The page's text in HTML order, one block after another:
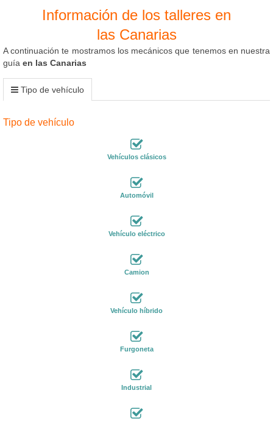
Información de los talleres en
las Canarias
A continuación te mostramos los mecánicos que tenemos en nuestra
guía en las Canarias
Tipo de vehículo
Tipo de vehículo
Vehículos clásicos
Automóvil
Vehículo eléctrico
Camion
Vehículo híbrido
Furgoneta
Industrial